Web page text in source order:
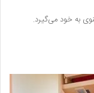
به خود می‌گیرد.